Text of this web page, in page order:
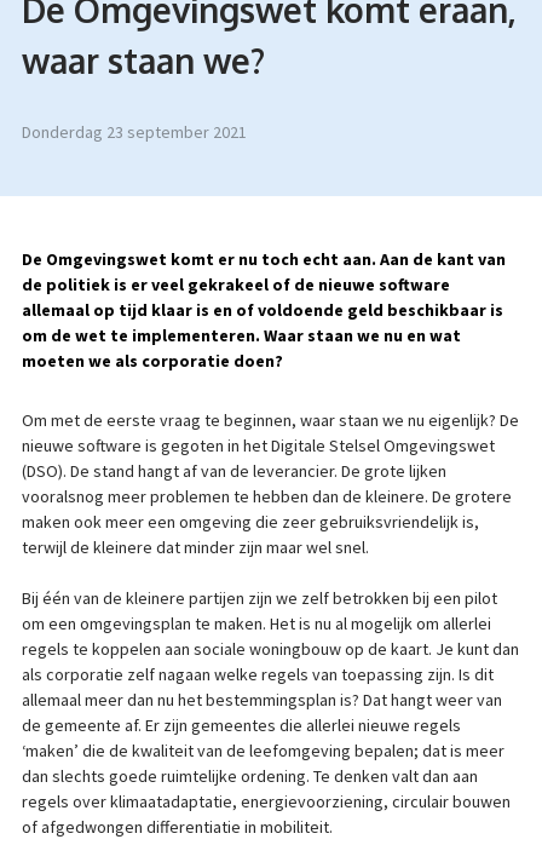
De Omgevingswet komt eraan,
waar staan we?
donderdag 23 september 2021
De Omgevingswet komt er nu toch echt aan. Aan de kant van
de politiek is er veel gekrakeel of de nieuwe software
allemaal op tijd klaar is en of voldoende geld beschikbaar is
om de wet te implementeren. Waar staan we nu en wat
moeten we als corporatie doen?
Om met de eerste vraag te beginnen, waar staan we nu eigenlijk? De
nieuwe software is gegoten in het Digitale Stelsel Omgevingswet
(DSO). De stand hangt af van de leverancier. De grote lijken
vooralsnog meer problemen te hebben dan de kleinere. De grotere
maken ook meer een omgeving die zeer gebruiksvriendelijk is,
terwijl de kleinere dat minder zijn maar wel snel.
Bij één van de kleinere partijen zijn we zelf betrokken bij een pilot
om een omgevingsplan te maken. Het is nu al mogelijk om allerlei
regels te koppelen aan sociale woningbouw op de kaart. Je kunt dan
als corporatie zelf nagaan welke regels van toepassing zijn. Is dit
allemaal meer dan nu het bestemmingsplan is? Dat hangt weer van
de gemeente af. Er zijn gemeentes die allerlei nieuwe regels
‘maken’ die de kwaliteit van de leefomgeving bepalen; dat is meer
dan slechts goede ruimtelijke ordening. Te denken valt dan aan
regels over klimaatadaptatie, energievoorziening, circulair bouwen
of afgedwongen differentiatie in mobiliteit.